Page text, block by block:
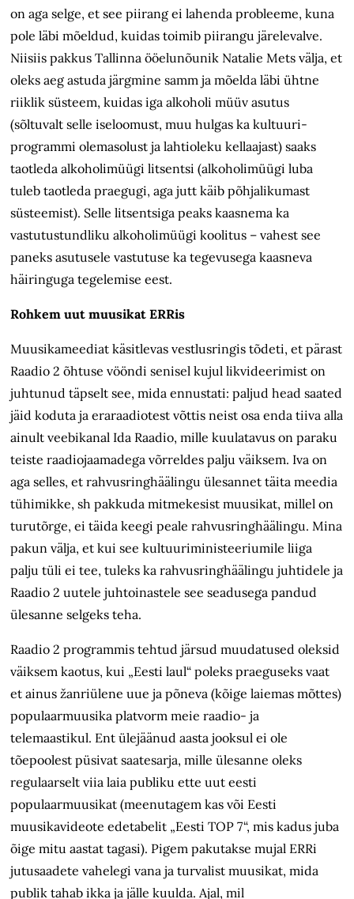
on aga selge, et see piirang ei lahenda probleeme, kuna
pole läbi mõeldud, kuidas toimib piirangu järelevalve.
Niisiis pakkus Tallinna ööelunõunik Natalie Mets välja, et
oleks aeg astuda järgmine samm ja mõelda läbi ühtne
riiklik süsteem, kuidas iga alkoholi müüv asutus
(sõltuvalt selle iseloomust, muu hulgas ka kultuuri­
programmi olemasolust ja lahtioleku kellaajast) saaks
taotleda alkoholimüügi litsentsi (alkoholimüügi luba
tuleb taotleda praegugi, aga jutt käib põhjalikumast
süsteemist). Selle litsentsiga peaks kaasnema ka
vastutustundliku alkoholimüügi koolitus – vahest see
paneks asutusele vastutuse ka tegevusega kaasneva
häiringuga tegelemise eest.
Rohkem uut muusikat ERRis
Muusikameediat käsitlevas vestlusringis tõdeti, et pärast
Raadio 2 õhtuse vööndi senisel kujul likvideerimist on
juhtunud täpselt see, mida ennustati: paljud head saated
jäid koduta ja eraraadiotest võttis neist osa enda tiiva alla
ainult veebikanal Ida Raadio, mille kuulatavus on paraku
teiste raadiojaamadega võrreldes palju väiksem. Iva on
aga selles, et rahvus­ringhäälingu ülesannet täita meedia
tühimikke, sh pakkuda mitme­kesist muusikat, millel on
turutõrge, ei täida keegi peale rahvusringhäälingu. Mina
pakun välja, et kui see kultuuriministeeriumile liiga
palju tüli ei tee, tuleks ka rahvusringhäälingu juhtidele ja
Raadio 2 uutele juhtoinastele see seadusega pandud
ülesanne selgeks teha.
Raadio 2 programmis tehtud järsud muudatused oleksid
väiksem kaotus, kui „Eesti laul“ poleks praeguseks vaat
et ainus žanriülene uue ja põneva (kõige laiemas mõttes)
populaarmuusika platvorm meie raadio- ja
telemaastikul. Ent ülejäänud aasta jooksul ei ole
tõepoolest püsivat saatesarja, mille ülesanne oleks
regulaarselt viia laia publiku ette uut eesti
populaarmuusikat (meenutagem kas või Eesti
muusikavideote edetabelit „Eesti TOP 7“, mis kadus juba
õige mitu aastat tagasi). Pigem pakutakse mujal ERRi
jutusaadete vahelegi vana ja turvalist muusikat, mida
publik tahab ikka ja jälle kuulda. Ajal, mil